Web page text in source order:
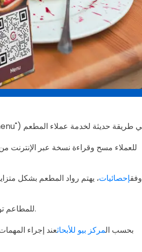
وفقإحصائيات، يهتم رواد المطعم بشكل
يتيح استخدام تطبيقات eMenu للمطاعم توفير الوقت والمال أثناء إجراء عملياتها.
بحسب المركز بيو للأبحاثعند إجراء